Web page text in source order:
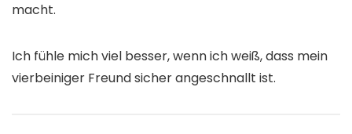
macht.
Ich fühle mich viel besser, wenn ich weiß, dass mein
vierbeiniger Freund sicher angeschnallt ist.